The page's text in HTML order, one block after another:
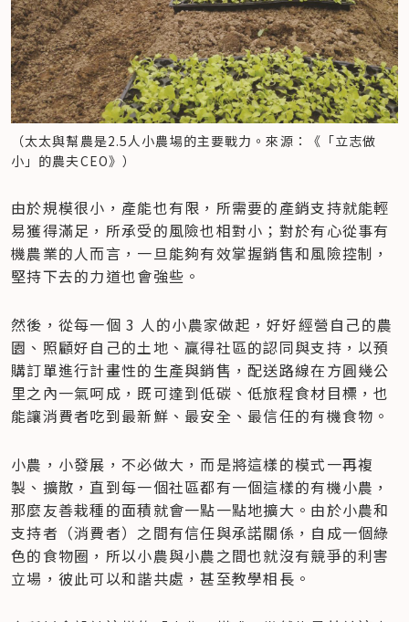
（太太與幫農是2.5人小農場的主要戰力。來源：《「立志做
小」的農夫CEO》）
由於規模很小，產能也有限，所需要的產銷支持就能輕
易獲得滿足，所承受的風險也相對小；對於有心從事有
機農業的人而言，一旦能夠有效掌握銷售和風險控制，
堅持下去的力道也會強些。
然後，從每一個 3 人的小農家做起，好好經營自己的農
園、照顧好自己的土地、贏得社區的認同與支持，以預
購訂單進行計畫性的生產與銷售，配送路線在方圓幾公
里之內一氣呵成，既可達到低碳、低旅程食材目標，也
能讓消費者吃到最新鮮、最安全、最信任的有機食物。
小農，小發展，不必做大，而是將這樣的模式一再複
製、擴散，直到每一個社區都有一個這樣的有機小農，
那麼友善栽種的面積就會一點一點地擴大。由於小農和
支持者（消費者）之間有信任與承諾關係，自成一個綠
色的食物圈，所以小農與小農之間也就沒有競爭的利害
立場，彼此可以和諧共處，甚至教學相長。